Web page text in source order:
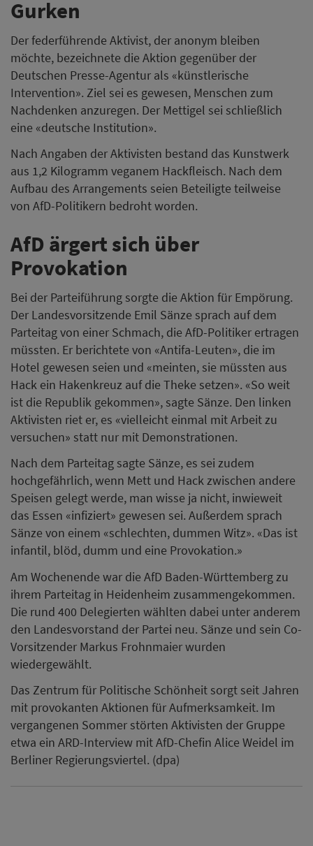
Gurken
Der federführende Aktivist, der anonym bleiben
möchte, bezeichnete die Aktion gegenüber der
Deutschen Presse-Agentur als «künstlerische
Intervention». Ziel sei es gewesen, Menschen zum
Nachdenken anzuregen. Der Mettigel sei schließlich
eine «deutsche Institution».
Nach Angaben der Aktivisten bestand das Kunstwerk
aus 1,2 Kilogramm veganem Hackfleisch. Nach dem
Aufbau des Arrangements seien Beteiligte teilweise
von AfD-Politikern bedroht worden.
AfD ärgert sich über
Provokation
Bei der Parteiführung sorgte die Aktion für Empörung.
Der Landesvorsitzende Emil Sänze sprach auf dem
Parteitag von einer Schmach, die AfD-Politiker ertragen
müssten. Er berichtete von «Antifa-Leuten», die im
Hotel gewesen seien und «meinten, sie müssten aus
Hack ein Hakenkreuz auf die Theke setzen». «So weit
ist die Republik gekommen», sagte Sänze. Den linken
Aktivisten riet er, es «vielleicht einmal mit Arbeit zu
versuchen» statt nur mit Demonstrationen.
Nach dem Parteitag sagte Sänze, es sei zudem
hochgefährlich, wenn Mett und Hack zwischen andere
Speisen gelegt werde, man wisse ja nicht, inwieweit
das Essen «infiziert» gewesen sei. Außerdem sprach
Sänze von einem «schlechten, dummen Witz». «Das ist
infantil, blöd, dumm und eine Provokation.»
Am Wochenende war die AfD Baden-Württemberg zu
ihrem Parteitag in Heidenheim zusammengekommen.
Die rund 400 Delegierten wählten dabei unter anderem
den Landesvorstand der Partei neu. Sänze und sein Co-
Vorsitzender Markus Frohnmaier wurden
wiedergewählt.
Das Zentrum für Politische Schönheit sorgt seit Jahren
mit provokanten Aktionen für Aufmerksamkeit. Im
vergangenen Sommer störten Aktivisten der Gruppe
etwa ein ARD-Interview mit AfD-Chefin Alice Weidel im
Berliner Regierungsviertel. (dpa)